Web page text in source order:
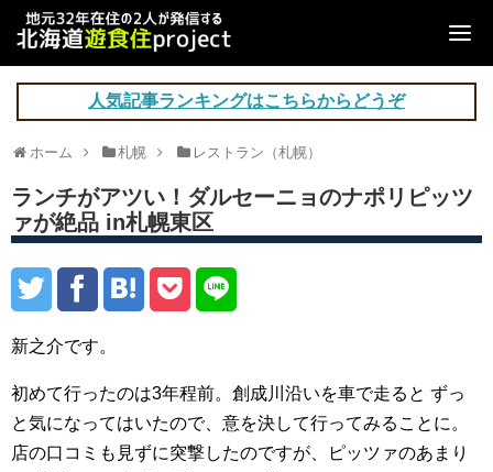
人気記事ランキングはこちらからどうぞ
ホーム 札幌 レストラン（札幌）
ランチがアツい！ダルセーニョのナポリピッツ
ァが絶品 in札幌東区
新之介です。
初めて行ったのは3年程前。創成川沿いを車で走ると ずっ
と気になってはいたので、意を決して行ってみることに。
店の口コミも見ずに突撃したのですが、ピッツァのあまり